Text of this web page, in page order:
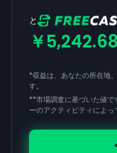
と
￥5,242.68
*収益は、あなたの所在地
す。
**市場調査に基づいた値
ーのアクティビティによ